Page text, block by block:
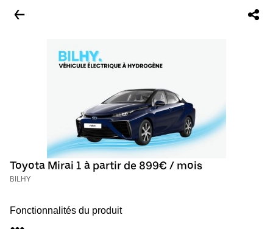
Toyota Mirai 1 à partir de 899€ / mois
BILHY
Fonctionnalités du produit